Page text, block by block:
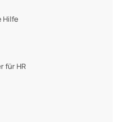
Hilfe
für HR